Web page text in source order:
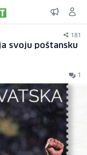
181
svoju poštansku
1